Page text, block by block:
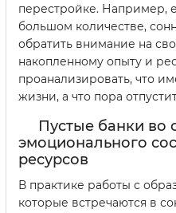
перестройке. Например,
большом количестве,
обратить внимание на
накопленному опыту и
проанализировать, что
жизни, а что пора
Пустые банки во
эмоционального
ресурсов
В практике работы с
которые встречаются в